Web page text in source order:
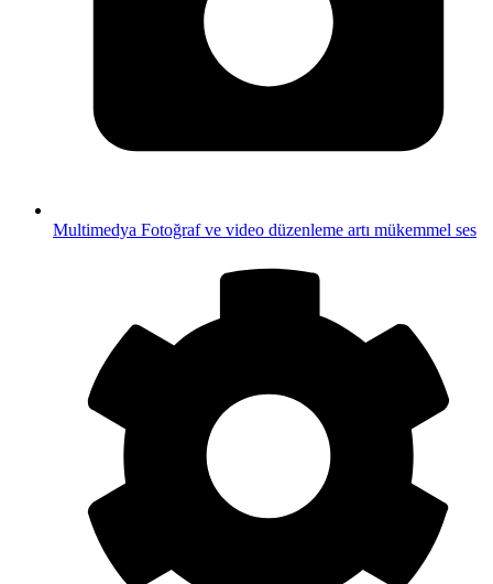
Multimedya Fotoğraf ve video düzenleme artı mükemmel ses